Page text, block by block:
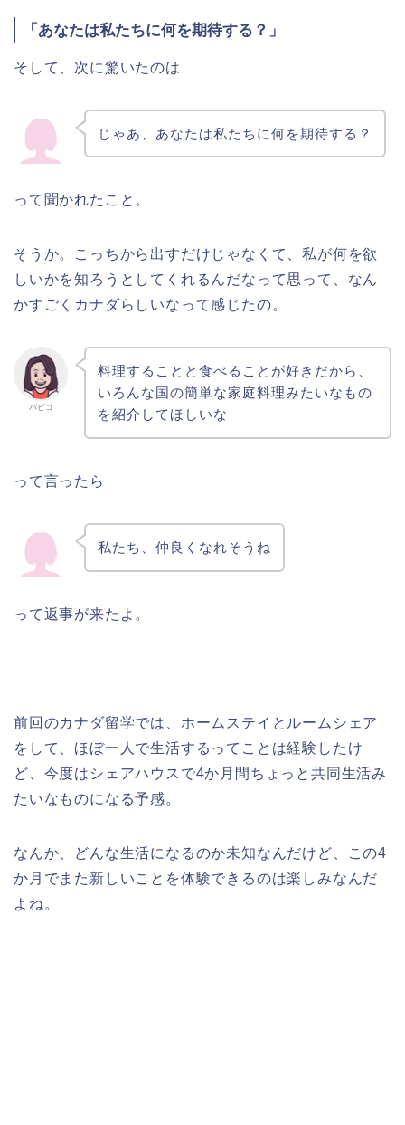
「あなたは私たちに何を期待する？」
そして、次に驚いたのは
じゃあ、あなたは私たちに何を期待する？
って聞かれたこと。
そうか。こっちから出すだけじゃなくて、私が何を欲
しいかを知ろうとしてくれるんだなって思って、なん
かすごくカナダらしいなって感じたの。
バビコ
料理することと食べることが好きだから、
いろんな国の簡単な家庭料理みたいなもの
を紹介してほしいな
って言ったら
私たち、仲良くなれそうね
って返事が来たよ。
前回のカナダ留学では、ホームステイとルームシェア
をして、ほぼ一人で生活するってことは経験したけ
ど、今度はシェアハウスで4か月間ちょっと共同生活み
たいなものになる予感。
なんか、どんな生活になるのか未知なんだけど、この4
か月でまた新しいことを体験できるのは楽しみなんだ
よね。